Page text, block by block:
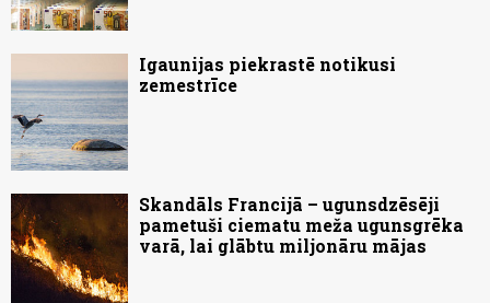
Igaunijas piekrastē notikusi
zemestrīce
Skandāls Francijā – ugunsdzēsēji
pametuši ciematu meža ugunsgrēka
varā, lai glābtu miljonāru mājas